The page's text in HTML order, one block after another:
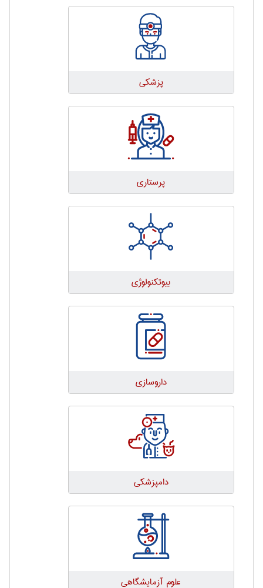
پزشكی
پرستاری
بيوتكنولوژی
داروسازی
دامپزشكی
علوم آزمايشگاهی